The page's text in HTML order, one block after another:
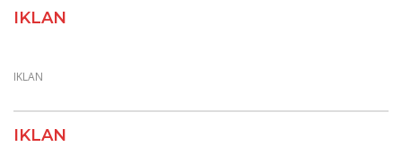
IKLAN
IKLAN
IKLAN